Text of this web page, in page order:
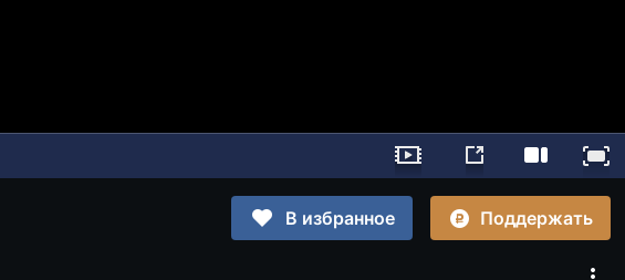
В избранное
Поддержать